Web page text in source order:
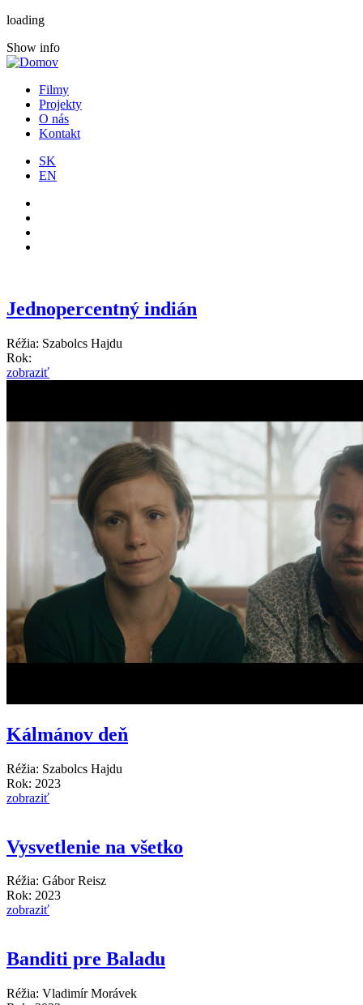
loading
Show info
Filmy
Projekty
O nás
Kontakt
SK
EN
Jednopercentný indián
Réžia: Szabolcs Hajdu
Rok:
zobraziť
Kálmánov deň
Réžia: Szabolcs Hajdu
Rok: 2023
zobraziť
Vysvetlenie na všetko
Réžia: Gábor Reisz
Rok: 2023
zobraziť
Banditi pre Baladu
Réžia: Vladimír Morávek